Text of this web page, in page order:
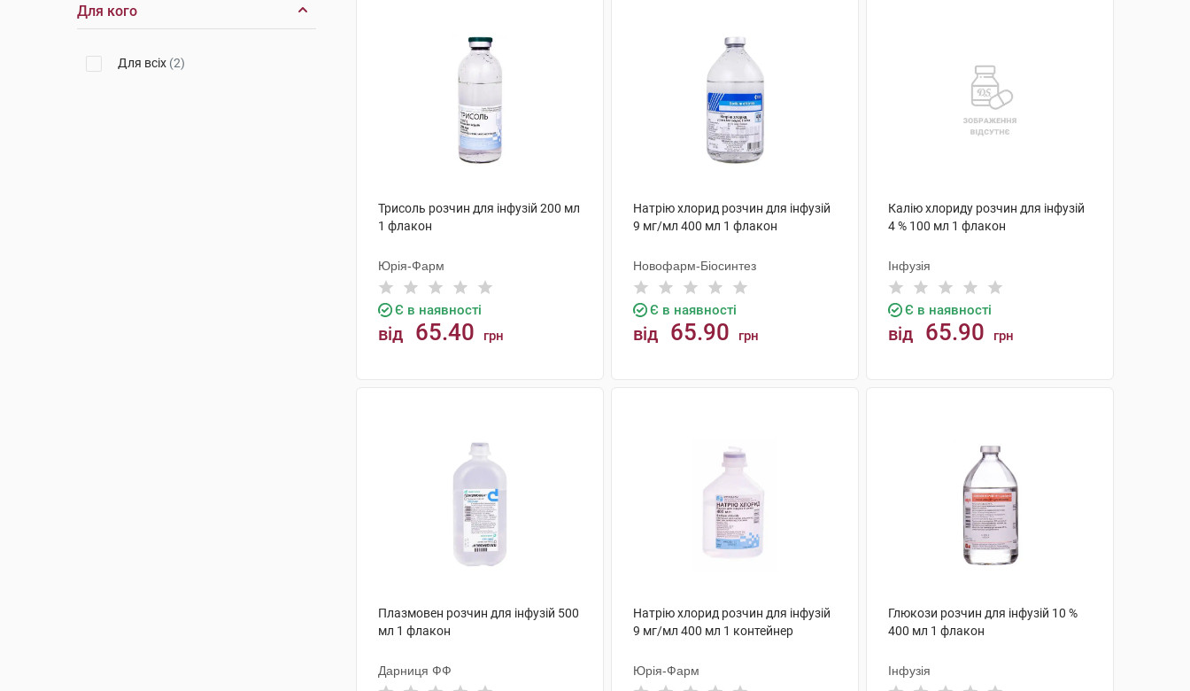
Для кого
Для всіх (2)
Трисоль розчин для інфузій 200 мл
1 флакон
Юрія-Фарм
Є в наявності
від 65.40 грн
Натрію хлорид розчин для інфузій
9 мг/мл 400 мл 1 флакон
Новофарм-Біосинтез
Є в наявності
від 65.90 грн
Калію хлориду розчин для інфузій
4 % 100 мл 1 флакон
Інфузія
Є в наявності
від 65.90 грн
Плазмовен розчин для інфузій 500
мл 1 флакон
Дарниця ФФ
Натрію хлорид розчин для інфузій
9 мг/мл 400 мл 1 контейнер
Юрія-Фарм
Глюкози розчин для інфузій 10 %
400 мл 1 флакон
Інфузія